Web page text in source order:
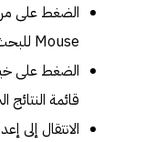
الضغط على
Mouse للبحث عنها.
قائمة